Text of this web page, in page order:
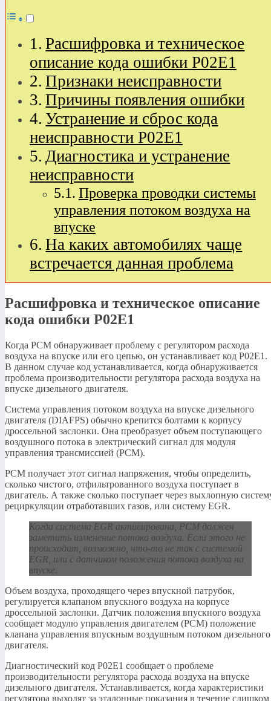
Расшифровка и техническое
описание кода ошибки P02E1
Признаки неисправности
Причины появления ошибки
Устранение и сброс кода
неисправности P02E1
Диагностика и устранение
неисправности
Проверка проводки системы
управления потоком воздуха на
впуске
На каких автомобилях чаще
встречается данная проблема
Расшифровка и техническое описание
кода ошибки P02E1
Когда PCM обнаруживает проблему с регулятором расхода
воздуха на впуске или его цепью, он устанавливает код P02E1.
В данном случае код устанавливается, когда обнаруживается
проблема производительности регулятора расхода воздуха на
впуске дизельного двигателя.
Система управления потоком воздуха на впуске дизельного
двигателя (DIAFPS) обычно крепится болтами к корпусу
дроссельной заслонки. Она преобразует объем поступающего
воздушного потока в электрический сигнал для модуля
управления трансмиссией (PCM).
PCM получает этот сигнал напряжения, чтобы определить,
сколько чистого, отфильтрованного воздуха поступает в
двигатель. А также сколько поступает через выхлопную
рециркуляции отработавших газов, или систему EGR.
Когда система EGR активирована, PCM должен
заметить изменение потока воздуха. Если этого не
происходит, возможно, что-то не так с системой
EGR, или с датчиком положения потока воздуха на
впуске.
Объем воздуха, проходящего через впускной патрубок,
регулируется клапаном впускного воздуха на корпусе
дроссельной заслонки. Датчик положения впускного воздуха
сообщает модулю управления двигателем (PCM) положение
клапана управления впускным воздушным потоком дизельного
двигателя.
Диагностический код P02E1 сообщает о проблеме
производительности регулятора расхода воздуха на впуске
дизельного двигателя. Устанавливается, когда характеристики
регулятора выходят за эталонные показания в течение слишком